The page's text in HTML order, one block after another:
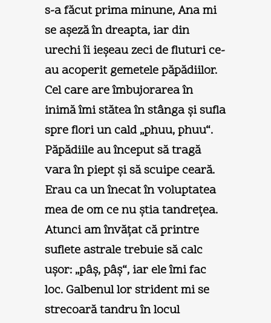
s-a făcut prima minune, Ana mi
se aşeză în dreapta, iar din
urechi îi ieşeau zeci de fluturi ce-
au acoperit gemetele păpădiilor.
Cel care are îmbujorarea în
inimă îmi stătea în stânga şi sufla
spre flori un cald „phuu, phuu“.
Păpădiile au început să tragă
vara în piept şi să scuipe ceară.
Erau ca un înecat în voluptatea
mea de om ce nu ştia tandreţea.
Atunci am învăţat că printre
suflete astrale trebuie să calc
uşor: „pâş, pâş“, iar ele îmi fac
loc. Galbenul lor strident mi se
strecoară tandru în locul